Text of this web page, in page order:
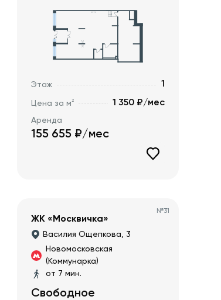
Этаж 1
Цена за м2 1 350 ₽/мес
Аренда
155 655 ₽/мес
№31
ЖК «Москвичка»
Василия Ощепкова, 3
Новомосковская
(Коммунарка)
от 7 мин.
Свободное